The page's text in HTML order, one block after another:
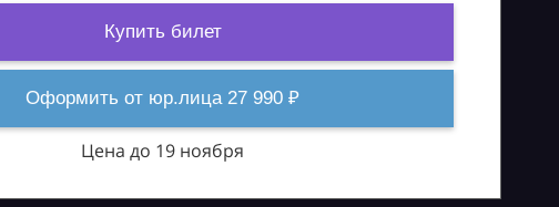
Купить билет
Оформить от юр.лица 27 990 ₽
Цена до 19 ноября